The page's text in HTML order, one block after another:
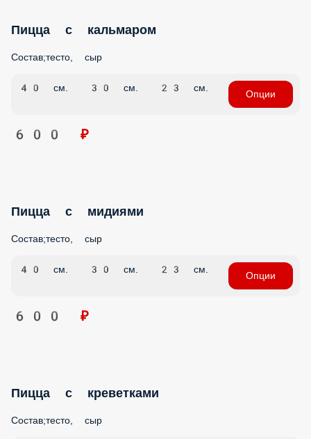
Пицца с кальмаром
Состав;тесто, сыр
40 см. 30 см. 23 см. Опции
600 ₽
Пицца с мидиями
Состав;тесто, сыр
40 см. 30 см. 23 см. Опции
600 ₽
Пицца с креветками
Состав;тесто, сыр